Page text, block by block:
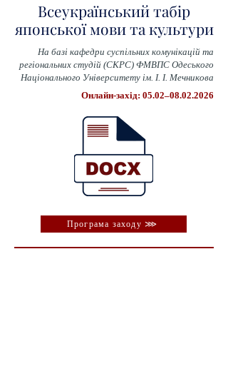
Всеукраїнський табір
японської мови та культури
На базі кафедри суспільних комунікацій та
регіональних студій (СКРС) ФМВПС Одеського
Національного Університету ім. І. І. Мечникова
Онлайн-захід: 05.02–08.02.2026
Програма заходу ⋙